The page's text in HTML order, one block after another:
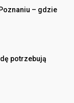
– gdzie
potrzebują